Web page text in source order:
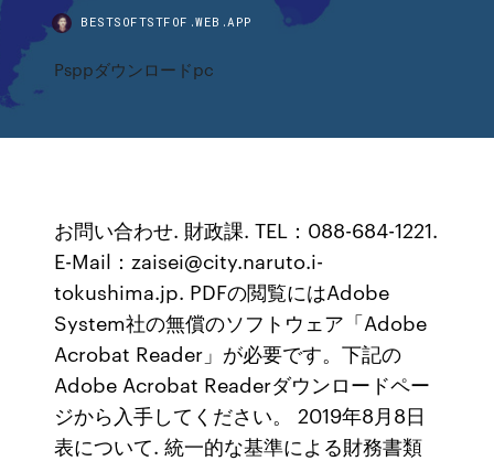
BESTSOFTSTFOF.WEB.APP
Psppダウンロードpc
お問い合わせ. 財政課. TEL：088-684-1221.
E-Mail：zaisei@city.naruto.i-
tokushima.jp. PDFの閲覧にはAdobe
System社の無償のソフトウェア「Adobe
Acrobat Reader」が必要です。下記の
Adobe Acrobat Readerダウンロードペー
ジから入手してください。 2019年8月8日
表について. 統一的な基準による財務書類